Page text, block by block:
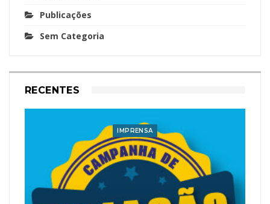
Publicações
Sem Categoria
RECENTES
IMPRENSA